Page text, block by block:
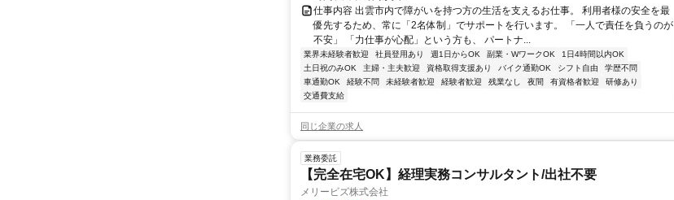
仕事内容 出雲市内で障がいを持つ方の生活を支えるお仕事。 利用者様の安全を最
優先するため、常に「2名体制」でサポートを行います。 「一人で責任を負うのが
不安」 「力仕事が心配」という方も、 パートナ...
業界未経験者歓迎 社員登用あり 週1日からOK 副業・WワークOK
1日4時間以内OK
土日祝のみOK
主婦・主夫歓迎 資格取得支援あり バイク通勤OK シフト自由
学歴不問
車通勤OK
経験不問 未経験者歓迎 経験者歓迎 残業なし 夜間 有資格者歓迎
研修あり
交通費支給
同じ企業の求人
業務委託
【完全在宅OK】経理実務コンサルタント/出社不要
メリービズ株式会社